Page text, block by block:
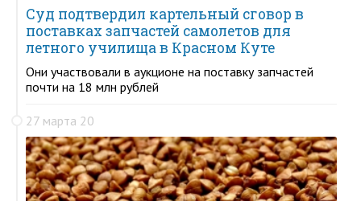
Суд подтвердил картельный сговор в
поставках запчастей самолетов для
летного училища в Красном Куте
Они участвовали в аукционе на поставку запчастей
почти на 18 млн рублей
27 марта 20